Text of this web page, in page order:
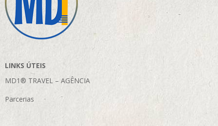
LINKS ÚTEIS
MD1® TRAVEL – AGÊNCIA
Parcerias